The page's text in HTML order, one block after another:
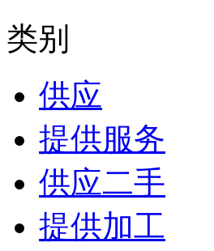
类别
供应
提供服务
供应二手
提供加工